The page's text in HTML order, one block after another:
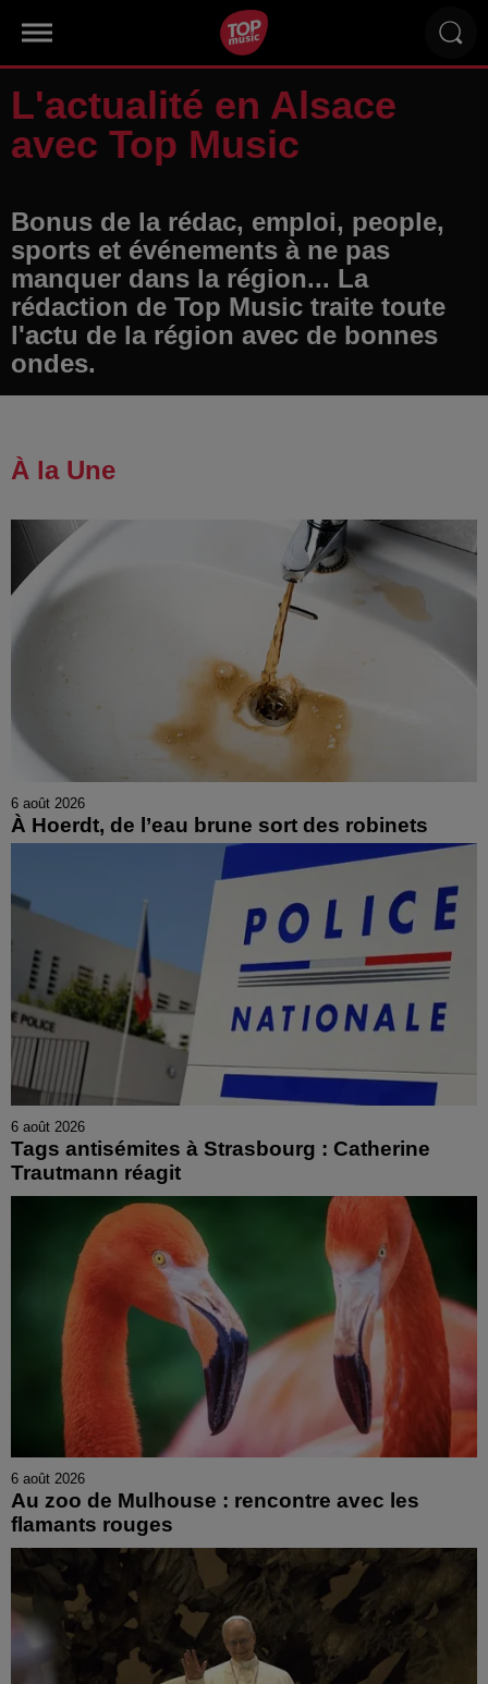
L'actualité en Alsace
avec Top Music
Bonus de la rédac, emploi, people,
sports et événements à ne pas
manquer dans la région... La
rédaction de Top Music traite toute
l'actu de la région avec de bonnes
ondes.
À la Une
6 août 2026
À Hoerdt, de l’eau brune sort des robinets
6 août 2026
Tags antisémites à Strasbourg : Catherine
Trautmann réagit
6 août 2026
Au zoo de Mulhouse : rencontre avec les
flamants rouges